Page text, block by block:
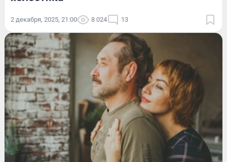
2 декабря, 2025, 21:00 8 024 13